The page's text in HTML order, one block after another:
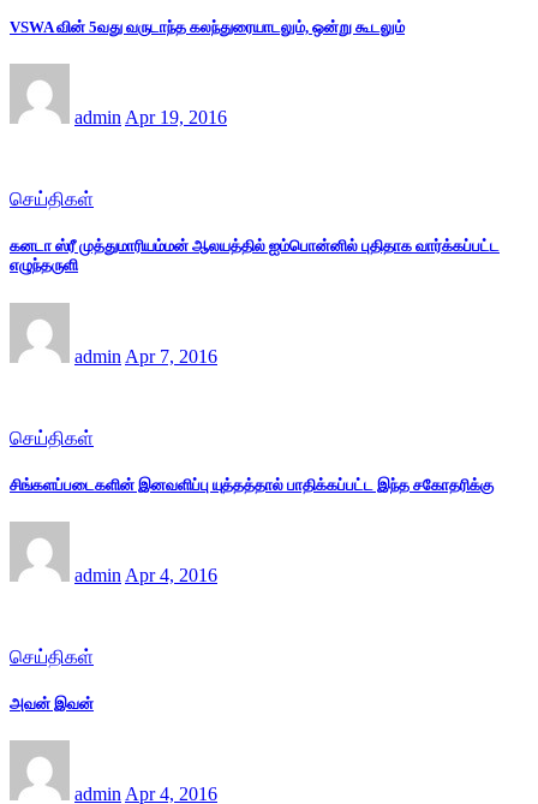
VSWA வின் 5வது வருடாந்த கலந்துரையாடலும், ஒன்று கூடலும்
admin Apr 19, 2016
செய்திகள்
கனடா ஸ்ரீ முத்துமாரியம்மன் ஆலயத்தில் ஐம்பொன்னில் புதிதாக வார்க்கப்பட்ட
எழுந்தருளி
admin Apr 7, 2016
செய்திகள்
சிங்களப்படைகளின் இனவளிப்பு யுத்தத்தால் பாதிக்கப்பட்ட இந்த சகோதரிக்கு
admin Apr 4, 2016
செய்திகள்
அவன் இவன்
admin Apr 4, 2016